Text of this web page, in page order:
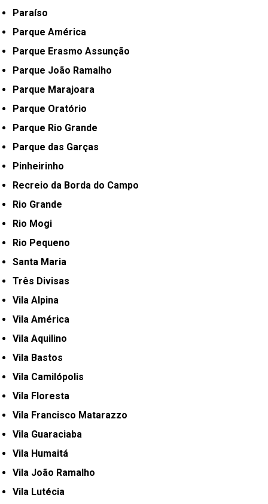
Paraíso
Parque América
Parque Erasmo Assunção
Parque João Ramalho
Parque Marajoara
Parque Oratório
Parque Rio Grande
Parque das Garças
Pinheirinho
Recreio da Borda do Campo
Rio Grande
Rio Mogi
Rio Pequeno
Santa Maria
Três Divisas
Vila Alpina
Vila América
Vila Aquilino
Vila Bastos
Vila Camilópolis
Vila Floresta
Vila Francisco Matarazzo
Vila Guaraciaba
Vila Humaitá
Vila João Ramalho
Vila Lutécia